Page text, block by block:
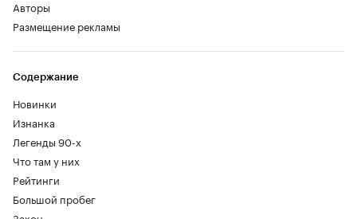
Авторы
Размещение рекламы
Содержание
Новинки
Изнанка
Легенды 90-х
Что там у них
Рейтинги
Большой пробег